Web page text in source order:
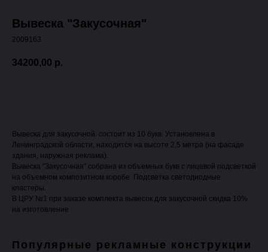
Вывеска "Закусочная"
2009163
34200,00 р.
Вывеска для закусочной. состоит из 10 букв. Установлена в
Ленинградской области, находится на высоте 2,5 метра (на фасаде
здания, наружная реклама).
Вывеска "Закусочная" собрана из объемных букв с лицевой подсветкой
на объемном композитном коробе. Подсветка светодиодные
кластеры.
В ЦРУ №1 при заказе комплекта вывесок для закусочной скидка 10%
на изготовление
Популярные рекламные конструкции